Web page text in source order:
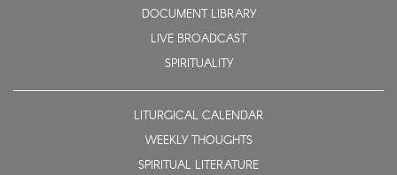
DOCUMENT LIBRARY
LIVE BROADCAST
SPIRITUALITY
LITURGICAL CALENDAR
WEEKLY THOUGHTS
SPIRITUAL LITERATURE